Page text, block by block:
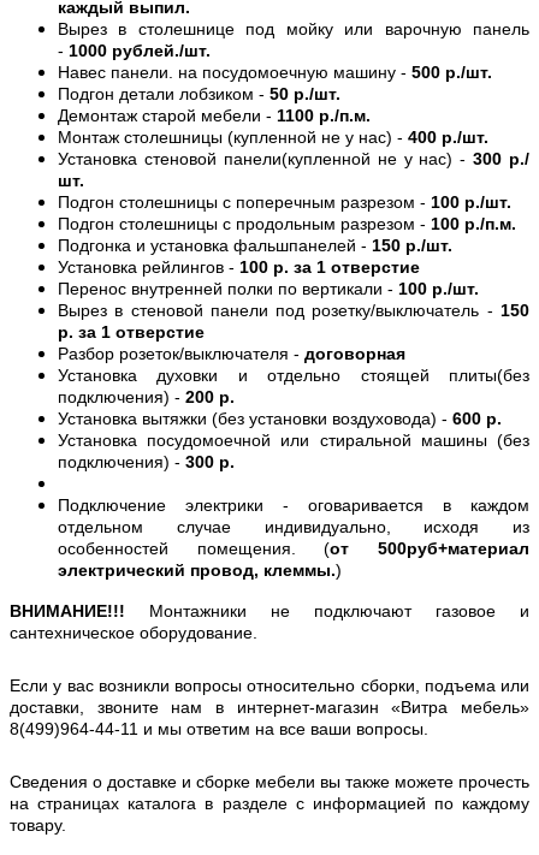
каждый выпил.
Вырез в столешнице под мойку или варочную панель
- 1000 рублей./шт.
Навес панели. на посудомоечную машину - 500 р./шт.
Подгон детали лобзиком - 50 р./шт.
Демонтаж старой мебели - 1100 р./п.м.
Монтаж столешницы (купленной не у нас) - 400 р./шт.
Установка стеновой панели(купленной не у нас) -300 р./
шт.
Подгон столешницы с поперечным разрезом - 100 р./шт.
Подгон столешницы с продольным разрезом - 100 р./п.м.
Подгонка и установка фальшпанелей - 150 р./шт.
Установка рейлингов - 100 р. за 1 отверстие
Перенос внутренней полки по вертикали - 100 р./шт.
Вырез в стеновой панели под розетку/выключатель - 150
р. за 1 отверстие
Разбор розеток/выключателя - договорная
Установка духовки и отдельно стоящей плиты(без
подключения) - 200 р.
Установка вытяжки (без установки воздуховода) - 600 р.
Установка посудомоечной или стиральной машины (без
подключения) - 300 р.
Подключение электрики - оговаривается в каждом
отдельном случае индивидуально, исходя из
особенностей помещения. (от 500руб+материал
электрический провод, клеммы.)
ВНИМАНИЕ!!! Монтажники не подключают газовое и
сантехническое оборудование.
Если у вас возникли вопросы относительно сборки, подъема или
доставки, звоните нам в интернет-магазин «Витра мебель»
8(499)964-44-11 и мы ответим на все ваши вопросы.
Сведения о доставке и сборке мебели вы также можете прочесть
на страницах каталога в разделе с информацией по каждому
товару.